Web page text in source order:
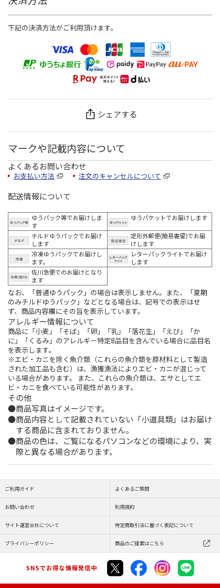
下記の決済方法がご利用頂けます。
シェアする
マークや記載内容について
よくあるお問い合わせ
お支払い方法 注文のキャンセルについて
配送情報について
ゆうパック等でお届けしま
す
ゆうパケットでお届けします
チルドゆうパックでお届け
します
定形外郵便(簡易書留)でお届
けします
冷凍ゆうパックでお届けし
ます。
レターパックライトでお届け
します
佐川急便でのお届けとなり
ます
なお、「普通ゆうパック」の場合は表示しません。また、「夏期
のみチルドゆうパック」などとなる場合は、記号での表示はせ
ず、商品内容欄にその旨を表示しています。
アレルギー情報について
商品に「小麦」「そば」「卵」「乳」「落花生」「えび」「か
に」「くるみ」のアレルギー特定8品目を含んでいる場合に品目名
を表示します。
※エビ・カニを除く魚介類（これらの魚介類を原材料として製造
された加工品も含む）は、漁獲漁法によりエビ・カニが混じって
いる場合があります。 また、これらの魚介類は、エサとしてエ
ビ・カニを食べている可能性があります。
その他
商品写真はイメージです。
商品内容として記載されていない「小道具類」はお届け
する商品に含まれておりません。
商品の色は、ご覧になるパソコンなどの環境により、実
際と異なる場合があります。
ご利用ガイド よくあるご質問
お問い合わせ 利用規約
サイト運営会社について 特定商取引法に基づく表記について
プライバシーポリシー 商品のご提案はこちら
SNSでお得な情報発信中